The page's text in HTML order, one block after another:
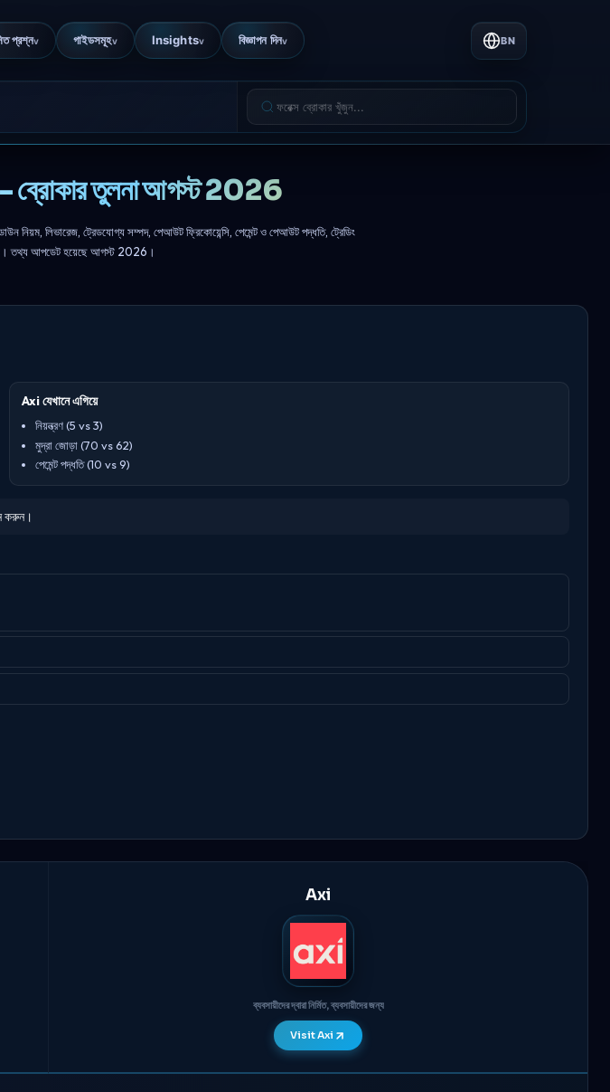
প্রশ্নv গাইডসমূহv Insightsv বিজ্ঞাপন দিনv BN
- ব্রোকার তুলনা আগস্ট 2026
নিয়ম, লিভারেজ, ট্রেডযোগ্য সম্পদ, পেআউট ফ্রিকোয়েন্সি, পেমেন্ট ও পেআউট পদ্ধতি, ট্রেডিং
তথ্য আপডেট হয়েছে আগস্ট 2026।
Axi যেখানে এগিয়ে
নিয়ন্ত্রণ (5 vs 3)
মুদ্রা জোড়া (70 vs 62)
পেমেন্ট পদ্ধতি (10 vs 9)
করুন।
Axi
ব্যবসায়ীদের দ্বারা নির্মিত, ব্যবসায়ীদের জন্য
Visit Axi